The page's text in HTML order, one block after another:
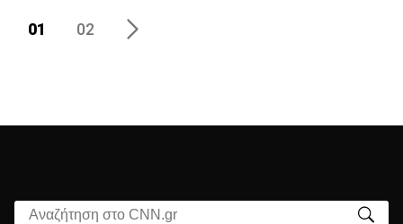
01 02
Αναζήτηση στο CNN.gr